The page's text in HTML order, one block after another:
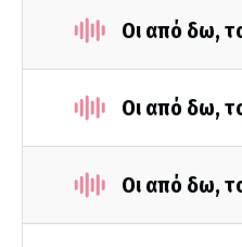
Οι από δω,
Οι από δω,
Οι από δω,